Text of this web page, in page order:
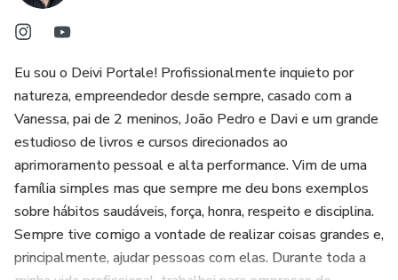
Um plano de ação claro para reverter conflitos, recuperar a
intimidade e construir um relacionamento próspero.
Dicas práticas para implementar mudanças imediatas em
sua vida a dois.
Deive e Vanessa têm ajudado centenas de casais a
reencontrarem o caminho do amor e da intimidade.
Combinando empatia, técnica e experiência, eles te guiam
para a reconexão que você tanto deseja — sem
Eu sou o Deivi Portale! Profissionalmente inquieto por
natureza, empreendedor desde sempre, casado com a
Vanessa, pai de 2 meninos, João Pedro e Davi e um grande
estudioso de livros e cursos direcionados ao
aprimoramento pessoal e alta performance. Vim de uma
família simples mas que sempre me deu bons exemplos
sobre hábitos saudáveis, força, honra, respeito e disciplina.
Sempre tive comigo a vontade de realizar coisas grandes e,
principalmente, ajudar pessoas com elas. Durante toda a